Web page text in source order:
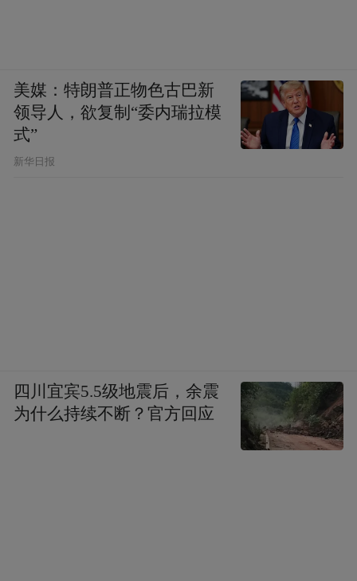
美媒：特朗普正物色古巴新
领导人，欲复制“委内瑞拉模
式”
新华日报
四川宜宾5.5级地震后，余震
为什么持续不断？官方回应